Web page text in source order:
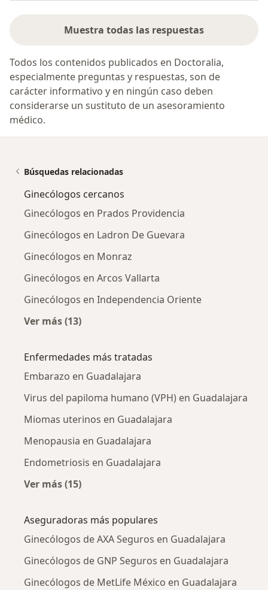
Muestra todas las respuestas
Todos los contenidos publicados en Doctoralia,
especialmente preguntas y respuestas, son de
carácter informativo y en ningún caso deben
considerarse un sustituto de un asesoramiento
médico.
Búsquedas relacionadas
Ginecólogos cercanos
Ginecólogos en Prados Providencia
Ginecólogos en Ladron De Guevara
Ginecólogos en Monraz
Ginecólogos en Arcos Vallarta
Ginecólogos en Independencia Oriente
Ver más (13)
Enfermedades más tratadas
Embarazo en Guadalajara
Virus del papiloma humano (VPH) en Guadalajara
Miomas uterinos en Guadalajara
Menopausia en Guadalajara
Endometriosis en Guadalajara
Ver más (15)
Aseguradoras más populares
Ginecólogos de AXA Seguros en Guadalajara
Ginecólogos de GNP Seguros en Guadalajara
Ginecólogos de MetLife México en Guadalajara